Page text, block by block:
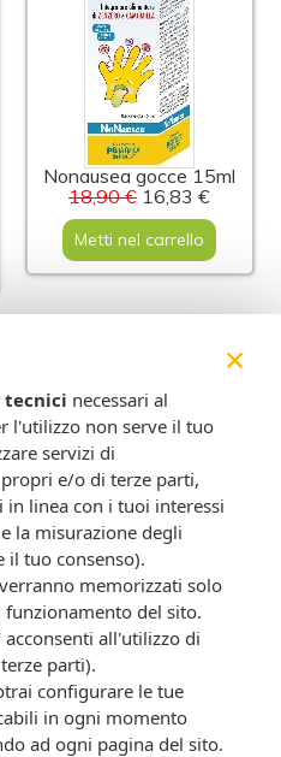
Nonausea gocce 15ml
18,90 € 16,83 €
Metti nel carrello
Pancino gocce 10ml
19,90 €
Metti nel carrello
×
tecnici necessari al
l'utilizzo non serve il tuo
servizi di
e/o di terze parti,
linea con i tuoi interessi
la misurazione degli
il tuo consenso).
memorizzati solo
funzionamento del sito.
acconsenti all'utilizzo di
parti).
configurare le tue
in ogni momento
ad ogni pagina del sito.